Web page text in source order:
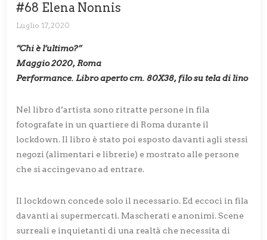
#68 Elena Nonnis
Luglio 17, 2020
“Chi è l’ultimo?”
Maggio 2020, Roma
Performance. Libro aperto cm. 80X38, filo su tela di lino
Nel libro d’artista sono ritratte persone in fila
fotografate in un quartiere di Roma durante il
lockdown. Il libro è stato poi esposto davanti agli stessi
negozi (alimentari e librerie) e mostrato alle persone
che si accingevano ad entrare.
Il lockdown concede solo il necessario. Ed eccoci in fila
davanti ai supermercati. Mascherati e anonimi. Scene
surreali e inquietanti di una realtà che necessita di